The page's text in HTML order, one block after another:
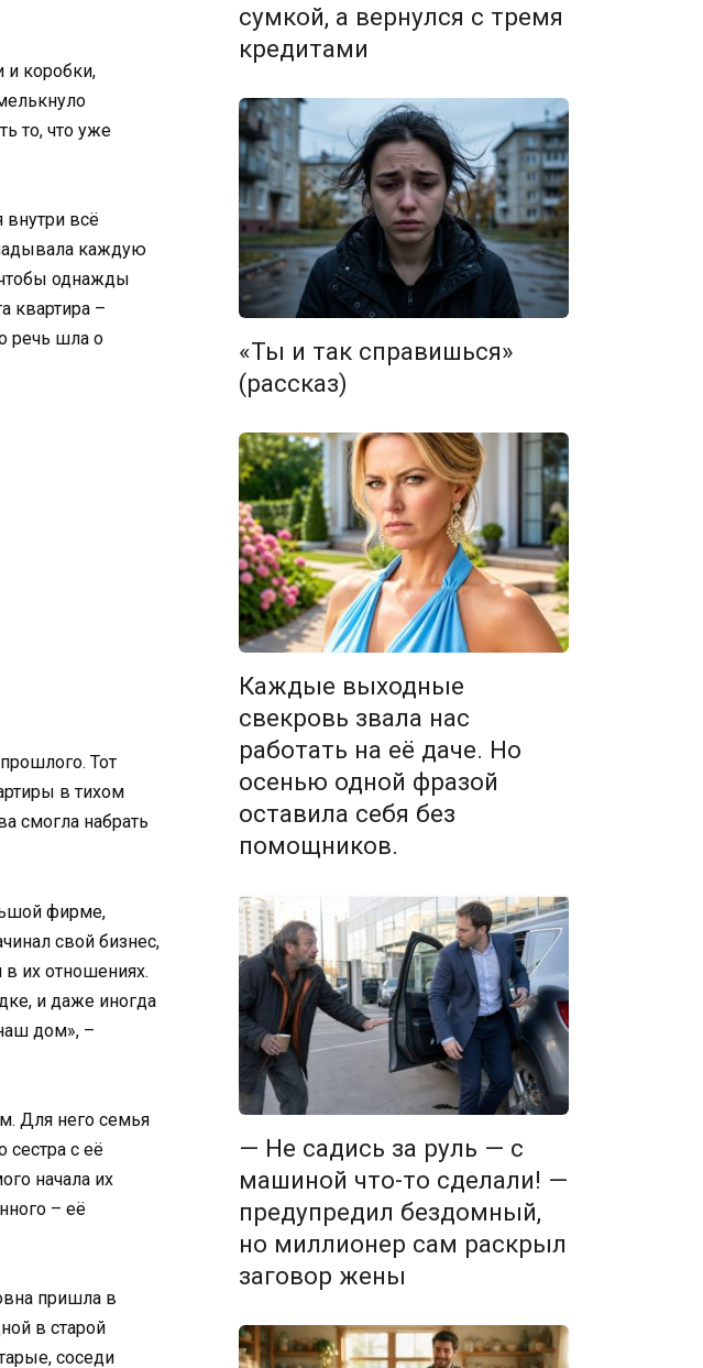
и коробки,
то, что уже
внутри всё
каждую
чтобы однажды
квартира –
речь шла о
Тот
в тихом
смогла набрать
фирме,
свой бизнес,
их отношениях.
и даже иногда
дом», –
Для него семья
сестра с её
начала их
– её
пришла в
в старой
соседи
сумкой, а вернулся с тремя
кредитами
«Ты и так справишься»
(рассказ)
Каждые выходные
свекровь звала нас
работать на её даче. Но
осенью одной фразой
оставила себя без
помощников.
— Не садись за руль — с
машиной что-то сделали! —
предупредил бездомный,
но миллионер сам раскрыл
заговор жены